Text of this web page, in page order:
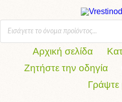
Αρχική σελίδα
Ζητήστε την οδηγία
Γράψτε